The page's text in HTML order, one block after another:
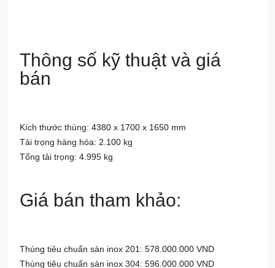
Thông số kỹ thuật và giá
bán
Kích thước thùng: 4380 x 1700 x 1650 mm
Tải trọng hàng hóa: 2.100 kg
Tổng tải trọng: 4.995 kg
Giá bán tham khảo:
Thùng tiêu chuẩn sàn inox 201: 578.000.000 VND
Thùng tiêu chuẩn sàn inox 304: 596.000.000 VND